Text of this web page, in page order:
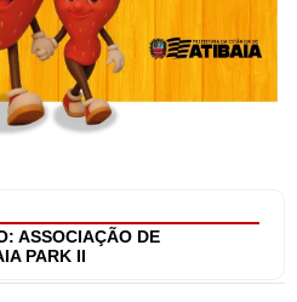
ASSOCIAÇÃO DE
PARK II